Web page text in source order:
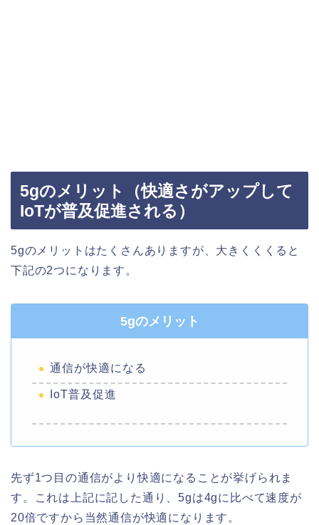
5gのメリット（快適さがアップして
IoTが普及促進される）
5gのメリットはたくさんありますが、大きくくくると
下記の2つになります。
5gのメリット
通信が快適になる
IoT普及促進
先ず1つ目の通信がより快適になることが挙げられま
す。これは上記に記した通り、5gは4gに比べて速度が
20倍ですから当然通信が快適になります。